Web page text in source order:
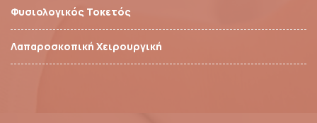
Φυσιολογικός Τοκετός
Λαπαροσκοπική Χειρουργική